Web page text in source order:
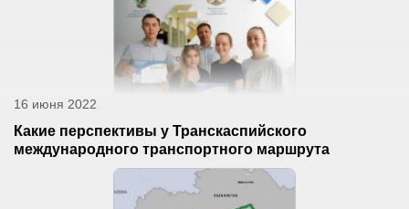
16 июня 2022
Какие перспективы у Транскаспийского
международного транспортного маршрута